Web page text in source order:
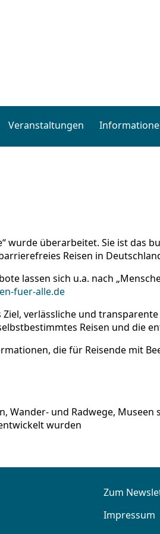
Veranstaltungen
wurde überarbeitet. Sie ist das
Reisen in
lassen sich u.a. nach
fuer-alle.de
Ziel, verlässliche und
Reisen und die
die für Reisende mit
und Radwege,
wurden
Zum
Impressum